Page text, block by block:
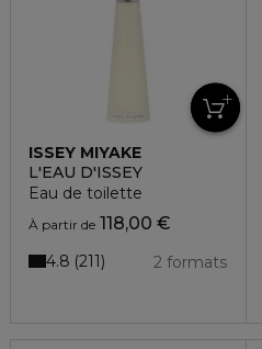
ISSEY MIYAKE
L'EAU D'ISSEY
Eau de toilette
À partir de 118,00 €
2 formats
4.8 211